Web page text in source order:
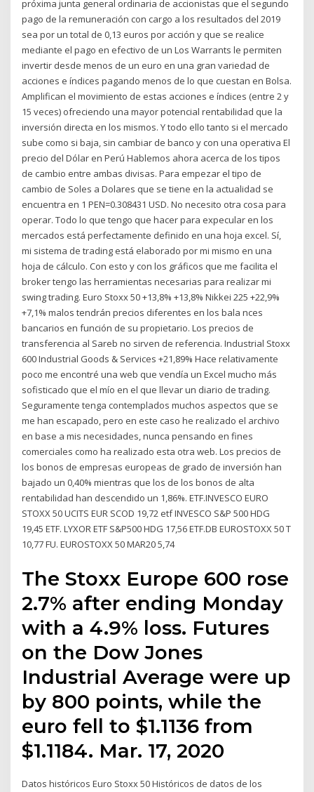
próxima junta general ordinaria de accionistas que el segundo
pago de la remuneración con cargo a los resultados del 2019
sea por un total de 0,13 euros por acción y que se realice
mediante el pago en efectivo de un Los Warrants le permiten
invertir desde menos de un euro en una gran variedad de
acciones e índices pagando menos de lo que cuestan en Bolsa.
Amplifican el movimiento de estas acciones e índices (entre 2 y
15 veces) ofreciendo una mayor potencial rentabilidad que la
inversión directa en los mismos. Y todo ello tanto si el mercado
sube como si baja, sin cambiar de banco y con una operativa El
precio del Dólar en Perú Hablemos ahora acerca de los tipos
de cambio entre ambas divisas. Para empezar el tipo de
cambio de Soles a Dolares que se tiene en la actualidad se
encuentra en 1 PEN=0.308431 USD. No necesito otra cosa para
operar. Todo lo que tengo que hacer para expecular en los
mercados está perfectamente definido en una hoja excel. Sí,
mi sistema de trading está elaborado por mi mismo en una
hoja de cálculo. Con esto y con los gráficos que me facilita el
broker tengo las herramientas necesarias para realizar mi
swing trading. Euro Stoxx 50 +13,8% +13,8% Nikkei 225 +22,9%
+7,1% malos tendrán precios diferentes en los bala nces
bancarios en función de su propietario. Los precios de
transferencia al Sareb no sirven de referencia. Industrial Stoxx
600 Industrial Goods & Services +21,89% Hace relativamente
poco me encontré una web que vendía un Excel mucho más
sofisticado que el mío en el que llevar un diario de trading.
Seguramente tenga contemplados muchos aspectos que se
me han escapado, pero en este caso he realizado el archivo
en base a mis necesidades, nunca pensando en fines
comerciales como ha realizado esta otra web. Los precios de
los bonos de empresas europeas de grado de inversión han
bajado un 0,40% mientras que los de los bonos de alta
rentabilidad han descendido un 1,86%. ETF.INVESCO EURO
STOXX 50 UCITS EUR SCOD 19,72 etf INVESCO S&P 500 HDG
19,45 ETF. LYXOR ETF S&P500 HDG 17,56 ETF.DB EUROSTOXX 50 T
10,77 FU. EUROSTOXX 50 MAR20 5,74
The Stoxx Europe 600 rose
2.7% after ending Monday
with a 4.9% loss. Futures
on the Dow Jones
Industrial Average were up
by 800 points, while the
euro fell to $1.1136 from
$1.1184. Mar. 17, 2020
Datos históricos Euro Stoxx 50 Históricos de datos de los